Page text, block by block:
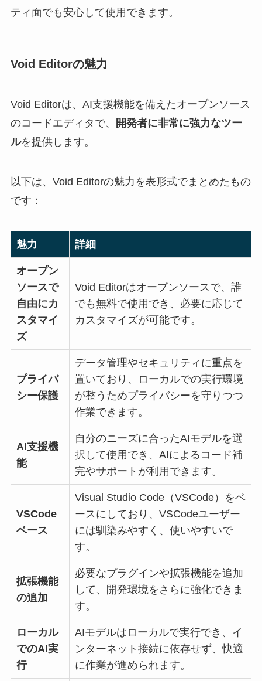
ティ面でも安心して使用できます。
Void Editorの魅力
Void Editorは、AI支援機能を備えたオープンソース
のコードエディタで、
開発者に非常に強力なツー
ルを提供します。
以下は、Void Editorの魅力を表形式でまとめたもの
です：
魅力 詳細
オープン
ソースで
自由にカ
スタマイ
ズ
Void Editorはオープンソースで、誰
でも無料で使用でき、必要に応じて
カスタマイズが可能です。
プライバ
シー保護
データ管理やセキュリティに重点を
置いており、ローカルでの実行環境
が整うためプライバシーを守りつつ
作業できます。
AI支援機
能
自分のニーズに合ったAIモデルを選
択して使用でき、AIによるコード補
完やサポートが利用できます。
VSCode
ベース
Visual Studio Code（VSCode）をベ
ースにしており、VSCodeユーザー
には馴染みやすく、使いやすいで
す。
拡張機能
の追加
必要なプラグインや拡張機能を追加
して、開発環境をさらに強化できま
す。
ローカル
でのAI実
行
AIモデルはローカルで実行でき、イ
ンターネット接続に依存せず、快適
に作業が進められます。